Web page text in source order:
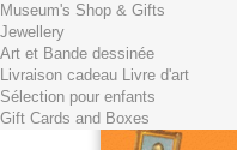
Continue shopping
Museum's Shop & Gifts
Jewellery
Art et Bande dessinée
Livraison cadeau Livre d'art
Sélection pour enfants
Gift Cards and Boxes